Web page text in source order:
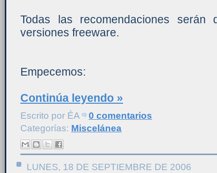
Todas las recomendaciones serán
versiones freeware.
Empecemos:
Continúa leyendo »
Escrito por ÉA
0 comentarios
Categorías: Miscelánea
LUNES, 18 DE SEPTIEMBRE DE 2006